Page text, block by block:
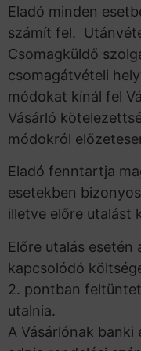
Eladó minden
számít fel.
Csomagküldő
csomagátvételi
módokat kínál fel
Vásárló
módokról
Eladó fenntartja
esetekben
illetve előre utalást
Előre utalás esetén
kapcsolódó
2. pontban
utalnia.
A Vásárlónak banki